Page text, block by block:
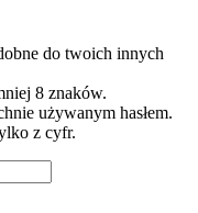
do twoich innych
8 znaków.
używanym hasłem.
z cyfr.